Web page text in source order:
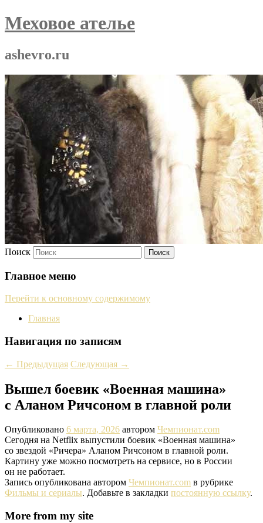
Меховое ателье
ashevro.ru
Поиск
Главное меню
Перейти к основному содержимому
Главная
Навигация по записям
← Предыдущая Следующая →
Вышел боевик «Военная машина»
с Аланом Ричсоном в главной роли
Опубликовано 6 марта, 2026 автором Чемпионат.com
Сегодня на Netflix выпустили боевик «Военная машина»
со звездой «Ричера» Аланом Ричсоном в главной роли.
Картину уже можно посмотреть на сервисе, но в России
он не работает.
Запись опубликована автором Чемпионат.com в рубрике
Фильмы и сериалы. Добавьте в закладки постоянную ссылку.
More from my site